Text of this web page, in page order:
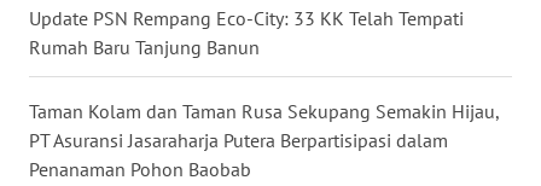
Update PSN Rempang Eco-City: 33 KK Telah Tempati
Rumah Baru Tanjung Banun
Taman Kolam dan Taman Rusa Sekupang Semakin Hijau,
PT Asuransi Jasaraharja Putera Berpartisipasi dalam
Penanaman Pohon Baobab
WN
MALUKU
WN
MALUT